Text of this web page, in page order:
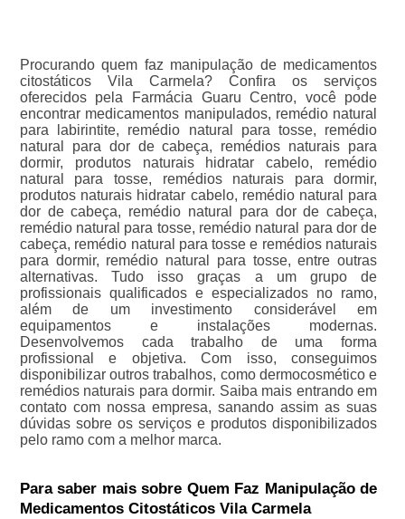
Procurando quem faz manipulação de medicamentos
citostáticos Vila Carmela? Confira os serviços
oferecidos pela Farmácia Guaru Centro, você pode
encontrar medicamentos manipulados, remédio natural
para labirintite, remédio natural para tosse, remédio
natural para dor de cabeça, remédios naturais para
dormir, produtos naturais hidratar cabelo, remédio
natural para tosse, remédios naturais para dormir,
produtos naturais hidratar cabelo, remédio natural para
dor de cabeça, remédio natural para dor de cabeça,
remédio natural para tosse, remédio natural para dor de
cabeça, remédio natural para tosse e remédios naturais
para dormir, remédio natural para tosse, entre outras
alternativas. Tudo isso graças a um grupo de
profissionais qualificados e especializados no ramo,
além de um investimento considerável em
equipamentos e instalações modernas.
Desenvolvemos cada trabalho de uma forma
profissional e objetiva. Com isso, conseguimos
disponibilizar outros trabalhos, como dermocosmético e
remédios naturais para dormir. Saiba mais entrando em
contato com nossa empresa, sanando assim as suas
dúvidas sobre os serviços e produtos disponibilizados
pelo ramo com a melhor marca.
Para saber mais sobre Quem Faz Manipulação de
Medicamentos Citostáticos Vila Carmela